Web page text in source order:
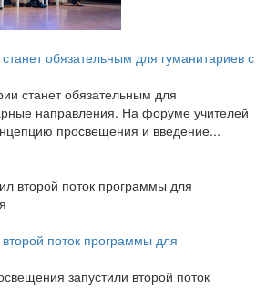
обязательным для гуманитариев с
станет обязательным для
направления. На форуме учителей
просвещения и введение...
поток программы для
запустили второй поток